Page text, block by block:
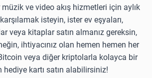
ve video akış hizmetleri için aylık
isteyin, ister ev eşyaları,
veya kitaplar satın almanız gereksin,
ihtiyacınız olan hemen hemen her
veya diğer kriptolarla kolayca bir
hediye kartı satın alabilirsiniz!